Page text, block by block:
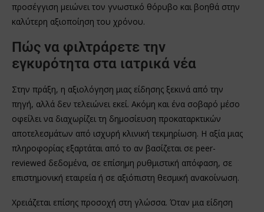
προσέγγιση μειώνει τον γνωστικό θόρυβο και βοηθά στην
καλύτερη αξιοποίηση του χρόνου.
Πώς να φιλτράρετε την
εγκυρότητα στα ιατρικά νέα
Στην πράξη, η αξιολόγηση μιας είδησης ξεκινά από την
πηγή, αλλά δεν τελειώνει εκεί. Ακόμη και ένα σοβαρό μέσο
οφείλει να διαχωρίζει τη δημοσίευση προκαταρκτικών
αποτελεσμάτων από ισχυρή κλινική τεκμηρίωση. Η αξία μιας
πληροφορίας εξαρτάται από το αν βασίζεται σε peer-
reviewed δεδομένα, σε επίσημη ρυθμιστική απόφαση, σε
επιστημονική εταιρεία ή σε αξιόπιστη θεσμική ανακοίνωση.
Χρειάζεται επίσης προσοχή στη γλώσσα. Όταν μια είδηση